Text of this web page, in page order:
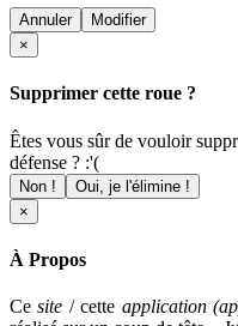
Annuler
Modifier
×
Supprimer cette roue ?
Êtes vous sûr de vouloir
défense ? :'(
Non !
Oui, je l'élimine !
×
À Propos
Cesite / cette application